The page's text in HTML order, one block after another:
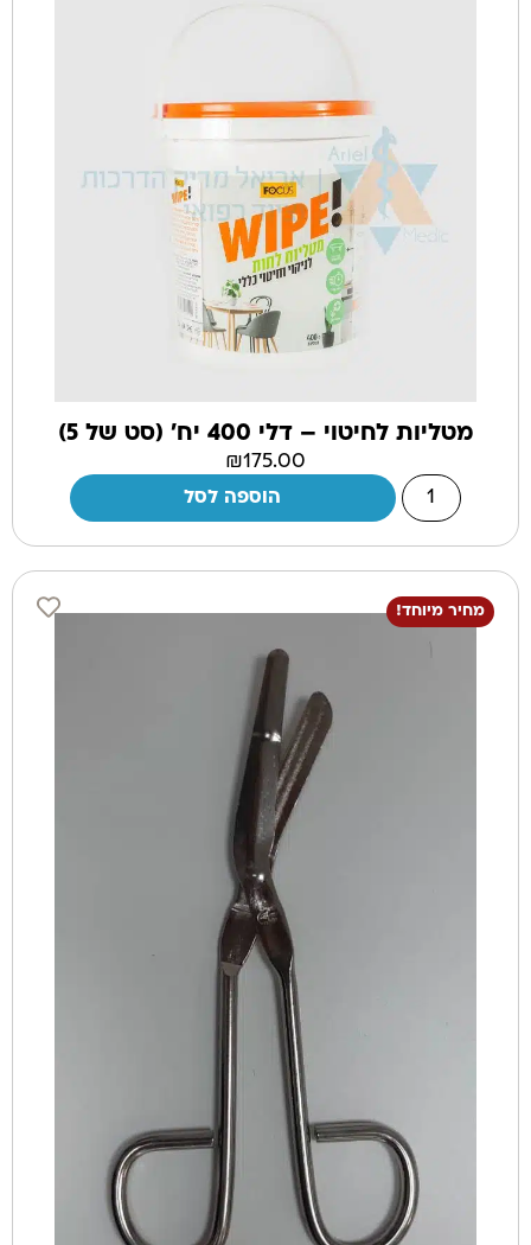
מטליות לחיטוי – דלי 400 יח' (סט של 5)
₪175.00
הוספה לסל
מחיר מיוחד!